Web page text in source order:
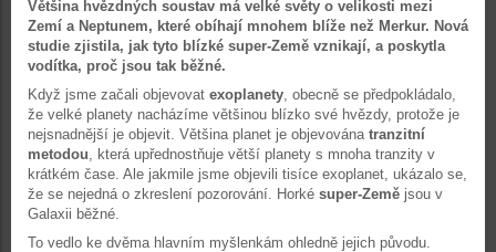
Většina hvězdných soustav má velké světy o velikosti mezi
Zemí a Neptunem, které obíhají mnohem blíže než Merkur. Nová
studie zjistila, jak tyto blízké super-Země vznikají, a poskytla
vodítka, proč jsou tak běžné.
Když jsme začali objevovat exoplanety, obecně se předpokládalo,
že velké planety nacházíme většinou blízko své hvězdy, protože je
nejsnadnější je objevit. Většina planet je objevována tranzitní
metodou, která upřednostňuje větší planety s mnoha tranzity v
krátkém čase. Ale jakmile jsme objevili tisíce exoplanet, ukázalo se,
že se nejedná o zkreslení pozorování. Horké super-Země jsou v
Galaxii běžné.
To vedlo ke dvěma hlavním myšlenkám ohledně jejich původu.